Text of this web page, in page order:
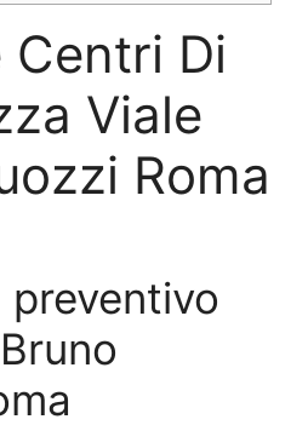
Centri Di
Viale
Roma
preventivo